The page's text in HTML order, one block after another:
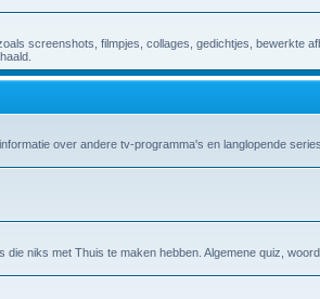
screenshots, filmpjes, collages, gedichtjes, bewerkte
over andere tv-programma's en langlopende series
die niks met Thuis te maken hebben. Algemene quiz,